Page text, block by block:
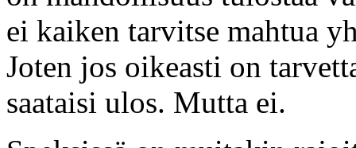
ei kaiken tarvitse mahtua
Joten jos oikeasti on
saataisi ulos. Mutta ei.